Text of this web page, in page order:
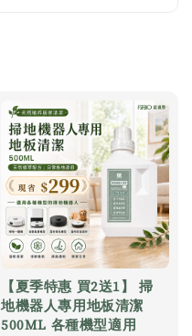
【夏季特惠 買2送1】 掃
地機器人專用地板清潔
500ML 各種機型適用